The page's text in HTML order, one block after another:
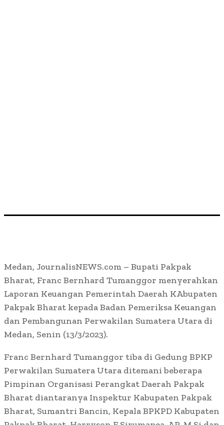
Medan, JournalisNEWS.com – Bupati Pakpak
Bharat, Franc Bernhard Tumanggor menyerahkan
Laporan Keuangan Pemerintah Daerah KAbupaten
Pakpak Bharat kepada Badan Pemeriksa Keuangan
dan Pembangunan Perwakilan Sumatera Utara di
Medan, Senin (13/3/2023).
Franc Bernhard Tumanggor tiba di Gedung BPKP
Perwakilan Sumatera Utara ditemani beberapa
Pimpinan Organisasi Perangkat Daerah Pakpak
Bharat diantaranya Inspektur Kabupaten Pakpak
Bharat, Sumantri Bancin, Kepala BPKPD Kabupaten